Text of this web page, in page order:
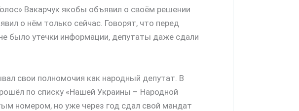
Вакарчук якобы объявил о своём решении
о нём только сейчас. Говорят, что перед
было утечки информации, депутаты даже сдали
свои полномочия как народный депутат. В
по списку «Нашей Украины – Народной
номером, но уже через год сдал свой мандат